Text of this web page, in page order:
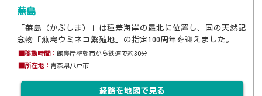
蕪島
「蕪島（かぶしま）」は種差海岸の最北に位置し、国の天然記
念物「蕪島ウミネコ繁殖地」の指定100周年を迎えました。
■移動時間：館鼻岸壁朝市から鉄道で約30分
■所在地： 青森県八戸市
経路を地図で見る